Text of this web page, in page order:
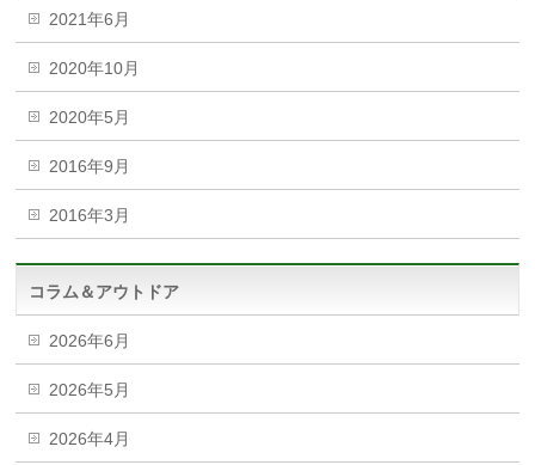
2021年6月
2020年10月
2020年5月
2016年9月
2016年3月
コラム＆アウトドア
2026年6月
2026年5月
2026年4月